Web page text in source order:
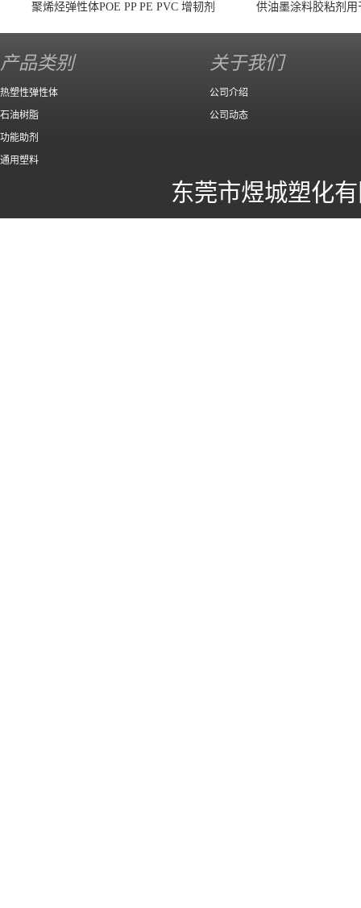
聚烯烃弹性体POE PP PE PVC 增韧剂
供油墨涂料胶粘剂
产品类别
热塑性弹性体
石油树脂
功能助剂
通用塑料
关于我们
公司介绍
公司动态
东莞市煜城塑化